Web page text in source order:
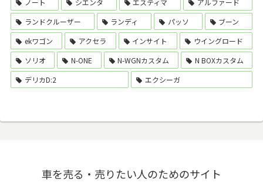
ノート
シエンタ エスティマ
アルファード
ランドクルーザー
ランディ パッソ
ブーン
ekワゴン
アクセラ インサイト
ウイングロード
ソリオ
N-ONE N-WGNカスタム
N BOXカスタム
デリカD:2
エクシーガ
車を売る・売りたい人のためのサイト